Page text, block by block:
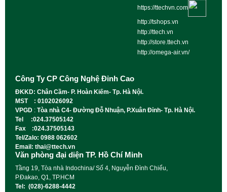
https://ttechvn.com
http://tshops.vn
http://ttech.vn
http://store.ttech.vn
http://omega-air.vn/
Công Ty CP Công Nghệ Đỉnh Cao
ĐKKD: Chân Cầm- P. Hoàn Kiếm- Tp. Hà Nội.
MST : 0102026092
VPGD : Tòa nhà C4- Đường Đỗ Nhuận, P.Xuân Đỉnh- Tp. Hà Nội.
Tel :024.37505142
Fax :024.37505143
Tel/Zalo: 0988 062602
Email: thai@ttech.vn
Văn phòng đại diện TP. Hồ Chí Minh
Tầng 19, Tòa nhà Indochina/ Số 4, Nguyễn Đình Chiểu,
P.Đakao, Q1, TP.HCM
Tel: (028)-6288-4442